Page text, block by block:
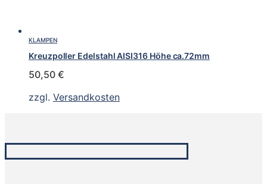
KLAMPEN
Kreuzpoller Edelstahl AISI316 Höhe ca.72mm
50,50 €
zzgl. Versandkosten